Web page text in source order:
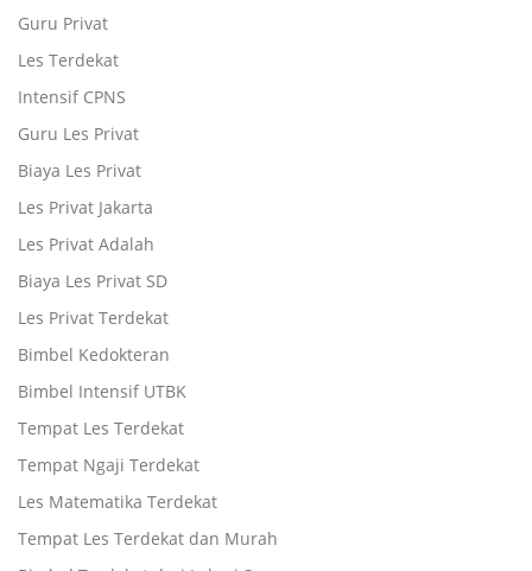
Guru Privat
Les Terdekat
Intensif CPNS
Guru Les Privat
Biaya Les Privat
Les Privat Jakarta
Les Privat Adalah
Biaya Les Privat SD
Les Privat Terdekat
Bimbel Kedokteran
Bimbel Intensif UTBK
Tempat Les Terdekat
Tempat Ngaji Terdekat
Les Matematika Terdekat
Tempat Les Terdekat dan Murah